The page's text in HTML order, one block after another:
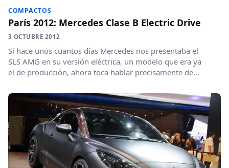
COMPACTOS
París 2012: Mercedes Clase B Electric Drive
3 OCTUBRE 2012
Si hace unos cuantos días Mercedes nos presentaba el
SLS AMG en su versión eléctrica, un modelo que era ya
el de producción, ahora toca hablar precisamente de...